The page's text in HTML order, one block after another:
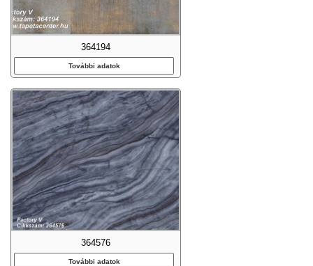
364194
További adatok
364576
További adatok